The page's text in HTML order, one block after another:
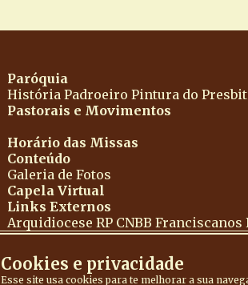
Paróquia
História Padroeiro Pintura do
Pastorais e Movimentos
Horário das Missas
Conteúdo
Galeria de Fotos
Capela Virtual
Links Externos
Arquidiocese RP CNBB Franciscanos
Cookies e privacidade
Esse site usa cookies para te melhorar a sua